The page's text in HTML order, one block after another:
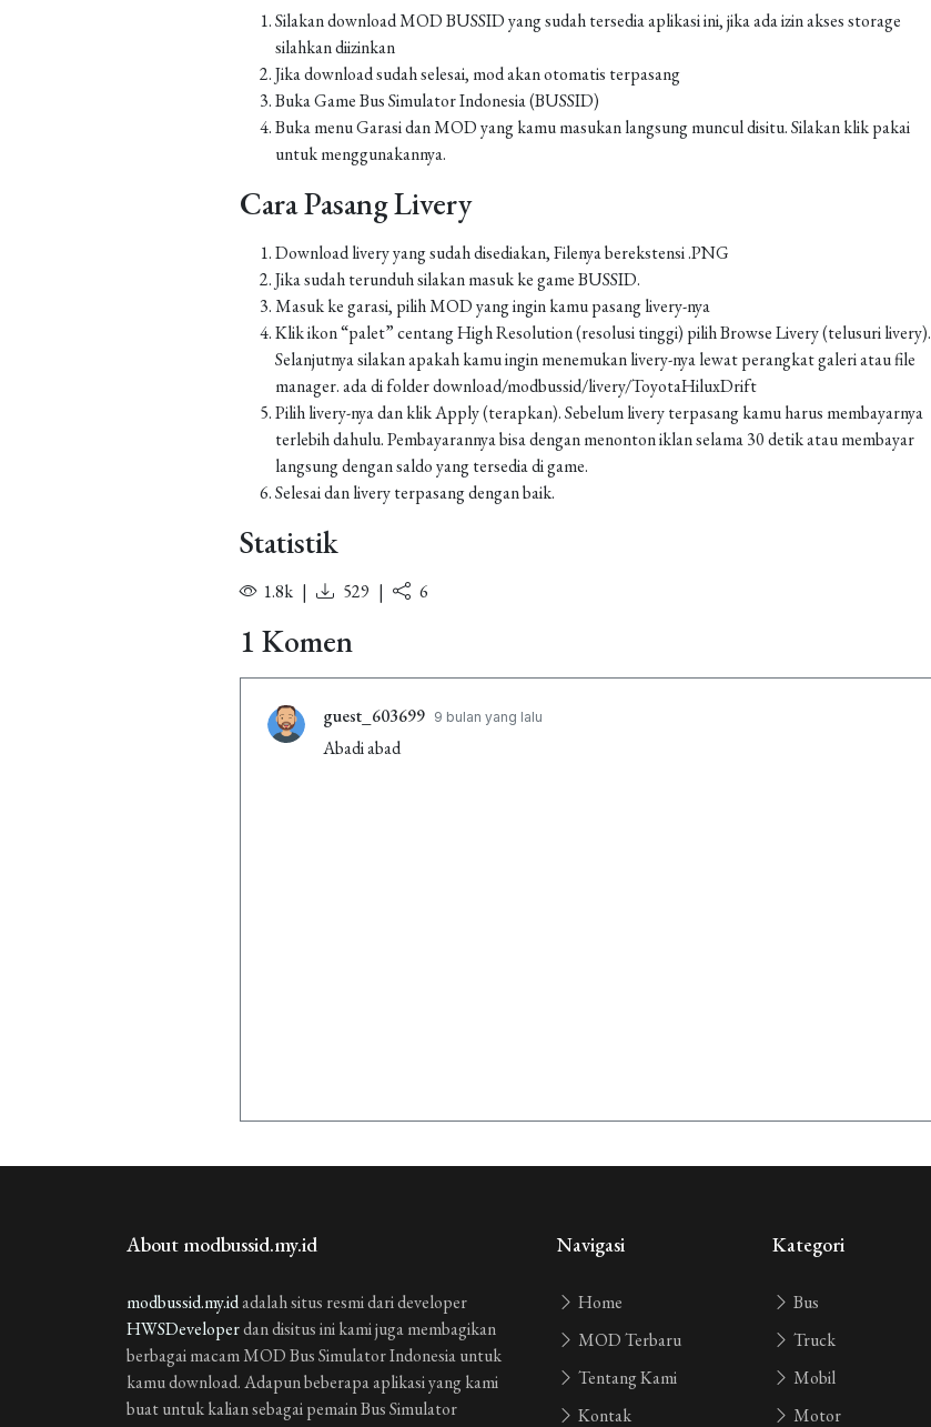
Silakan download MOD BUSSID yang sudah tersedia aplikasi ini, jika ada izin akses storage
silahkan diizinkan
Jika download sudah selesai, mod akan otomatis terpasang
Buka Game Bus Simulator Indonesia (BUSSID)
Buka menu Garasi dan MOD yang kamu masukan langsung muncul disitu. Silakan klik pakai
untuk menggunakannya.
Cara Pasang Livery
Download livery yang sudah disediakan, Filenya berekstensi .PNG
Jika sudah terunduh silakan masuk ke game BUSSID.
Masuk ke garasi, pilih MOD yang ingin kamu pasang livery-nya
Klik ikon “palet” centang High Resolution (resolusi tinggi) pilih Browse Livery (telusuri livery).
Selanjutnya silakan apakah kamu ingin menemukan livery-nya lewat perangkat galeri atau file
manager. ada di folder download/modbussid/livery/ToyotaHiluxDrift
Pilih livery-nya dan klik Apply (terapkan). Sebelum livery terpasang kamu harus membayarnya
terlebih dahulu. Pembayarannya bisa dengan menonton iklan selama 30 detik atau membayar
langsung dengan saldo yang tersedia di game.
Selesai dan livery terpasang dengan baik.
Statistik
1.8k | 529 | 6
1 Komen
guest_603699 9 bulan yang lalu
Abadi abad
About modbussid.my.id
modbussid.my.idadalah situs resmi dari developer
HWSDeveloperdan disitus ini kami juga membagikan
berbagai macam MOD Bus Simulator Indonesia untuk
kamu download. Adapun beberapa aplikasi yang kami
buat untuk kalian sebagai pemain Bus Simulator
Navigasi
Home
MOD Terbaru
Tentang Kami
Kontak
Kategori
Bus
Truck
Mobil
Motor